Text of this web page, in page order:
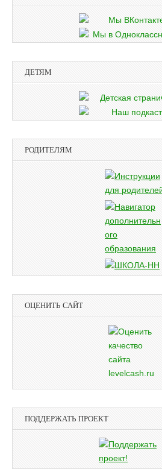
ДЕТЯМ
РОДИТЕЛЯМ
ОЦЕНИТЬ САЙТ
ПОДДЕРЖАТЬ ПРОЕКТ